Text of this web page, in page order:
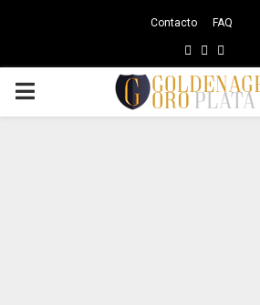
Contacto FAQ
Facebook
Instagram
PRIMARY